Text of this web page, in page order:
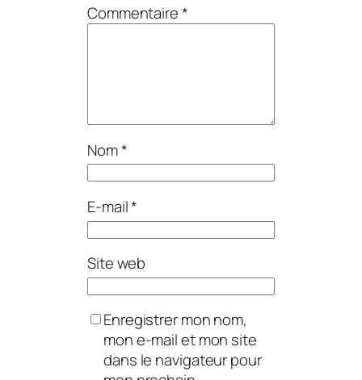
Commentaire*
Nom*
E-mail*
Site web
Enregistrer mon nom,
mon e-mail et mon site
dans le navigateur pour